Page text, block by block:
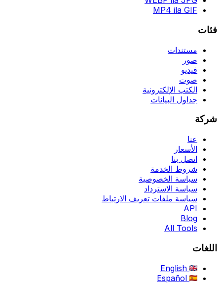
MP4 ila GIF
فئات
مستندات
صور
فيديو
صوت
الكتب الإلكترونية
جداول البيانات
شركة
عنا
الأسعار
اتصل بنا
شروط الخدمة
سياسة الخصوصية
سياسة الاسترداد
سياسة ملفات تعريف الارتباط
API
Blog
All Tools
اللغات